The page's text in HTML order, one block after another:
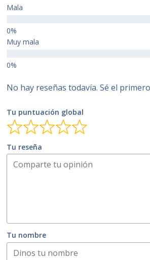
Mala
Muy mala
No hay reseñas todavía. Sé el
Tu puntuación global
Tu reseña
Tu nombre